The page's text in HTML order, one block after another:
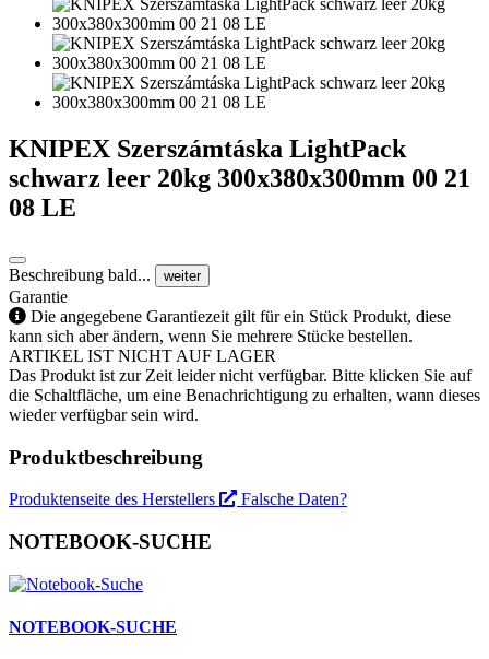
KNIPEX Szerszámtáska LightPack
schwarz leer 20kg 300x380x300mm 00 21
08 LE
Beschreibung bald... weiter
Garantie
Die angegebene Garantiezeit gilt für ein Stück Produkt, diese
kann sich aber ändern, wenn Sie mehrere Stücke bestellen.
ARTIKEL IST NICHT AUF LAGER
Das Produkt ist zur Zeit leider nicht verfügbar. Bitte klicken Sie auf
die Schaltfläche, um eine Benachrichtigung zu erhalten, wann dieses
wieder verfügbar sein wird.
Produktbeschreibung
Produktenseite des Herstellers Falsche Daten?
NOTEBOOK-SUCHE
NOTEBOOK-SUCHE